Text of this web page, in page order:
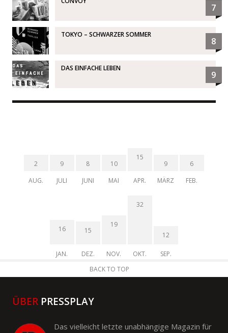
7
TOKYO – SCHWARZER SOMMER
8
DAS EINFACHE LEBEN
9
2
AUG.
9
JULI
8
JUNI
10
MAI
15
APR.
9
MÄRZ
6
FEB.
16
JAN.
15
DEZ.
19
NOV.
32
OKT.
12
SEP.
BACK TO TOP
ÜBER PRESSPLAY
Das vielleicht letzte unabhängige Magazin für